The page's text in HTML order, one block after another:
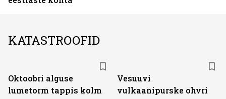
KATASTROOFID
Oktoobri alguse
lumetorm tappis kolm
Vesuuvi
vulkaanipurske ohvri